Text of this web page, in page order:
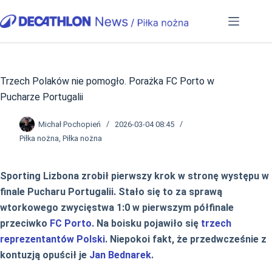
do
Trzech Polaków nie pomogło. Porażka FC Porto w
Pucharze Portugalii
Michał Pochopień
2026-03-04 08:45
Piłka nożna, Piłka nożna
Sporting Lizbona zrobił pierwszy krok w stronę występu w
finale Pucharu Portugalii. Stało się to za sprawą
wtorkowego zwycięstwa 1:0 w pierwszym półfinale
przeciwko FC Porto. Na boisku pojawiło się trzech
reprezentantów Polski. Niepokoi fakt, że przedwcześnie z
kontuzją opuścił je Jan Bednarek.